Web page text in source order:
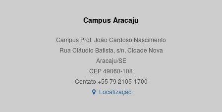
Campus Aracaju
Campus Prof. João Cardoso Nascimento
Rua Cláudio Batista, s/n, Cidade Nova
Aracaju/SE
CEP 49060-108
Localização